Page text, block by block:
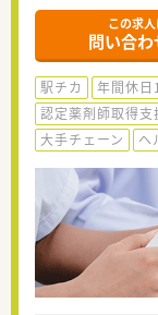
この求
問い合わ
駅チカ 年間休
認定薬剤師取得支
大手チェーン
ヘ